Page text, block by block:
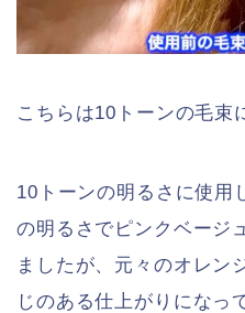
こちらは10トーンの毛束
10トーンの明るさに使用
の明るさでピンクベージ
ましたが、元々のオレン
じのある仕上がりになっ